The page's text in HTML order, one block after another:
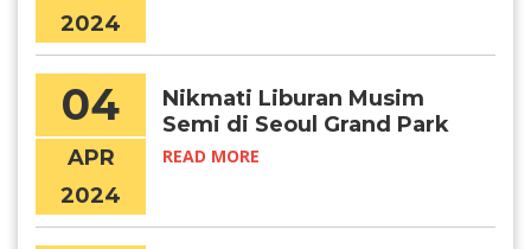
2024
04
APR
2024
Nikmati Liburan Musim
Semi di Seoul Grand Park
READ MORE